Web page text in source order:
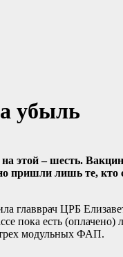
убыль
этой – шесть.
лишь те, кто
главврач ЦРБ
пока есть
модульных ФАП.